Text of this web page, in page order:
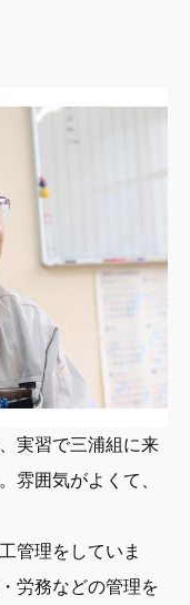
実習で三浦組に来
雰囲気がよくて、
管理をしていま
労務などの管理を